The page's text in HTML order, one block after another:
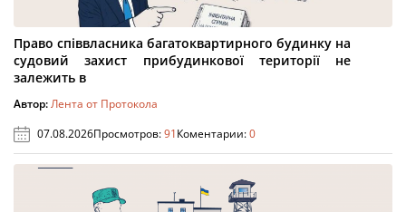
Право співвласника багатоквартирного будинку на
судовий захист прибудинкової території не
залежить в
Автор:Лента от Протокола
07.08.2026Просмотров:91Коментарии:0